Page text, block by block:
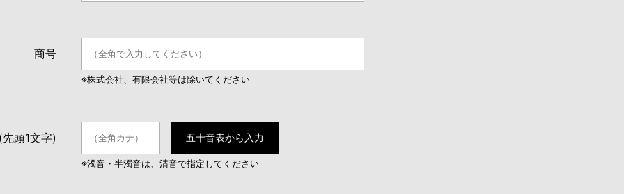
商号
※株式会社、有限会社等は除いてください
頭1文字) 五十音表から入力
※濁音・半濁音は、清音で指定してください